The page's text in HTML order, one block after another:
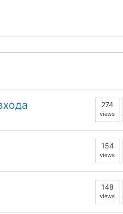
274
views
154
views
148
views